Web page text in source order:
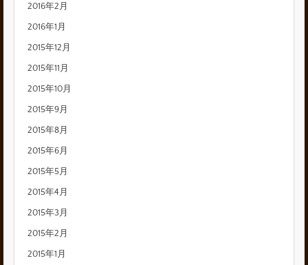
2016年2月
2016年1月
2015年12月
2015年11月
2015年10月
2015年9月
2015年8月
2015年6月
2015年5月
2015年4月
2015年3月
2015年2月
2015年1月